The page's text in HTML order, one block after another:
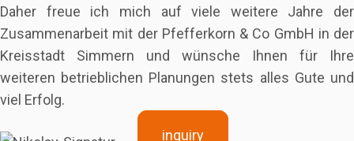
Daher freue ich mich auf viele weitere Jahre der
Zusammenarbeit mit der Pfefferkorn & Co GmbH in der
Kreisstadt Simmern und wünsche Ihnen für Ihre
weiteren betrieblichen Planungen stets alles Gute und
viel Erfolg.
inquiry